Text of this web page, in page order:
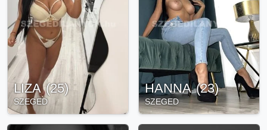
LIZA (25)
SZEGED
HANNA (23)
SZEGED